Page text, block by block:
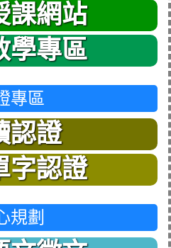
課網站
學專區
專區
認證
字認證
規劃